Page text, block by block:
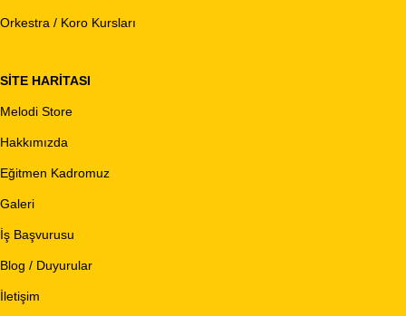
Orkestra / Koro Kursları
SITE HARITASI
Melodi Store
Hakkımızda
Eğitmen Kadromuz
Galeri
İş Başvurusu
Blog / Duyurular
İletişim